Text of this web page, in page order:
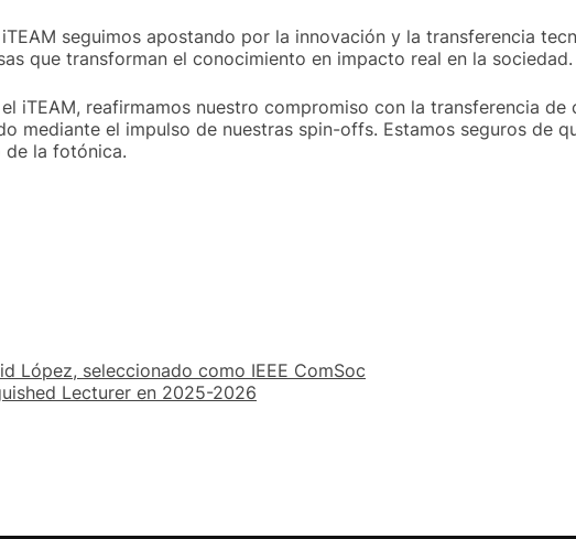
seguimos apostando por la innovación y la transferencia
que transforman el conocimiento en impacto real en la sociedad.
el iTEAM, reafirmamos nuestro compromiso con la transferencia
mediante el impulso de nuestras spin-offs. Estamos seguros de
de la fotónica.
López, seleccionado como IEEE ComSoc
Lecturer en 2025-2026